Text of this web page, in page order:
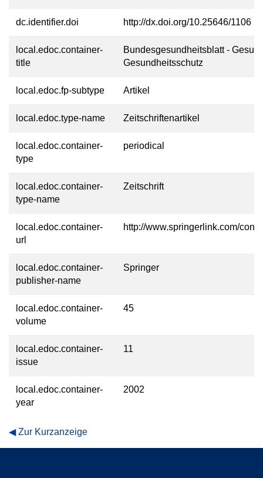
dc.identifier.doi http://dx.doi.org/10.25646/1106
local.edoc.container-
title
Bundesgesundheitsblatt -
Gesundheitsschutz
local.edoc.fp-subtype Artikel
local.edoc.type-name Zeitschriftenartikel
local.edoc.container-
type
periodical
local.edoc.container-
type-name
Zeitschrift
local.edoc.container-
url
http://www.springerlink.com/
local.edoc.container-
publisher-name
Springer
local.edoc.container-
volume
45
local.edoc.container-
issue
11
local.edoc.container-
year
2002
Zur Kurzanzeige